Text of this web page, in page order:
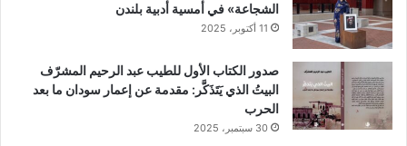
الشجاعة» في أمسية أدبية بلندن
11 أكتوبر، 2025
صدور الكتاب الأول للطيب عبد الرحيم المشرّف
البيتُ الذي يَتَذَكَّر: مقدمة عن إعمار سودان ما بعد
الحرب
30 سبتمبر، 2025